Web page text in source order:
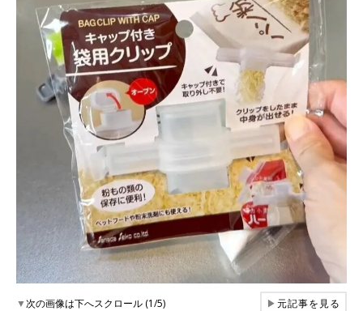
▼次の画像は下へスクロール (1/5) ▶元記事を見る